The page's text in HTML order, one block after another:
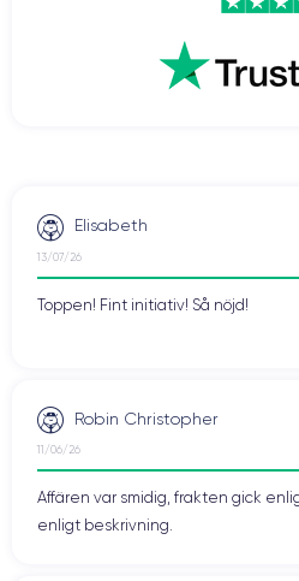
Elisabeth
13/07/26
Toppen! Fint initiativ! Så nöjd!
Robin Christopher
11/06/26
Affären var smidig, frakten gick
enligt beskrivning.